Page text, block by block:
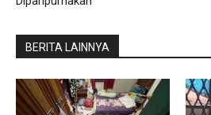
BERITA LAINNYA